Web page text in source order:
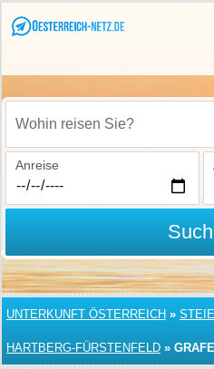
Wohin reisen Sie?
Anreise
UNTERKUNFT ÖSTERREICH »
HARTBERG-FÜRSTENFELD »